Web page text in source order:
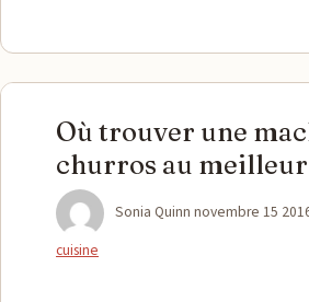
Où trouver une
churros au
Sonia Quinn novembre 15
cuisine